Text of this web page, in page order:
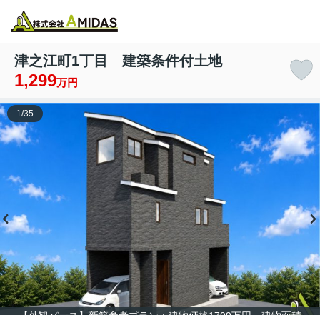
津之江町1丁目 建築条件付土地
1,299万円
1 /35